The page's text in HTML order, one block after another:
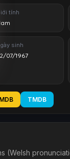
tính
sinh
07/1967
TMDB
(Welsh